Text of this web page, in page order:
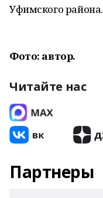
Уфимского района.
Фото: автор.
Читайте нас
Партнеры